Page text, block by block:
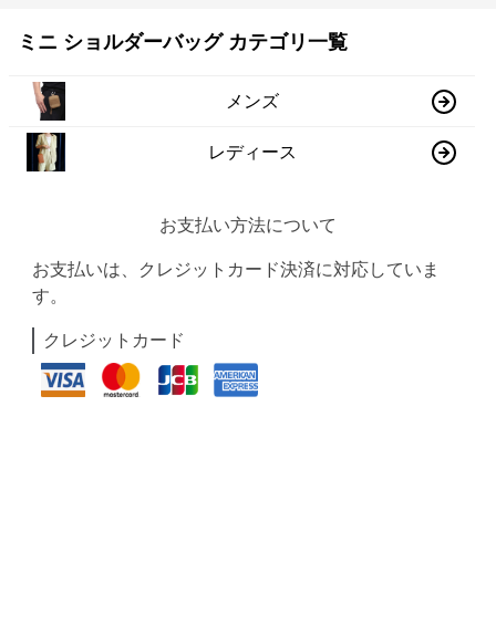
ミニ ショルダーバッグ カテゴリ一覧
メンズ
レディース
お支払い方法について
お支払いは、クレジットカード決済に対応していま
す。
クレジットカード